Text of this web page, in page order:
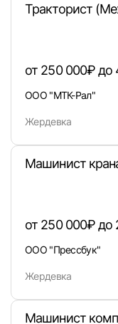
Вход
E-mail
Пароль
Тракторист
от 250 000₽ до
ООО "МТК-Рал"
Жердевка
Машинист
от 250 000₽ до
ООО "Прессбук"
Жердевка
Машинист